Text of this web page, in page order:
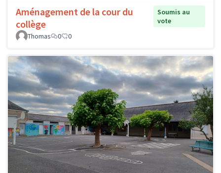
Aménagement de la cour du
collège
Soumis au
vote
Thomas
0 0